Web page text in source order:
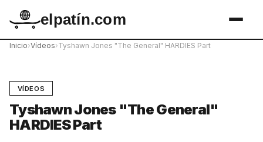
elpatín.com
Inicio›Vídeos›Tyshawn Jones "The General" HARDIES Part
VÍDEOS
Tyshawn Jones "The General"
HARDIES Part